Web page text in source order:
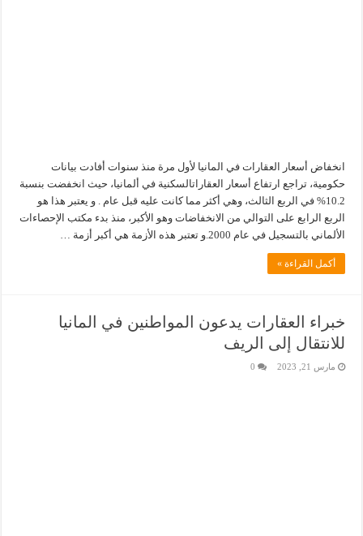
انخفاض أسعار العقارات في المانيا لأول مرة منذ سنوات أفادت بيانات
حكومية، تراجع ارتفاع أسعار العقاراتالسكنية في ألمانيا، حيث انخفضت بنسبة
10.2% في الربع الثالث، وهي أكثر مما كانت عليه قبل عام . و يعتبر هذا هو
الربع الرابع على التوالي من الانخفاضات وهو الأكبر، منذ بدء مكتب الإحصاءات
الألماني بالتسجيل في عام 2000.و تعتبر هذه الأزمة هي أكبر أزمة …
أكمل القراءة »
خبراء العقارات يدعون المواطنين في المانيا
للانتقال إلى الريف
مارس 21, 2023 0